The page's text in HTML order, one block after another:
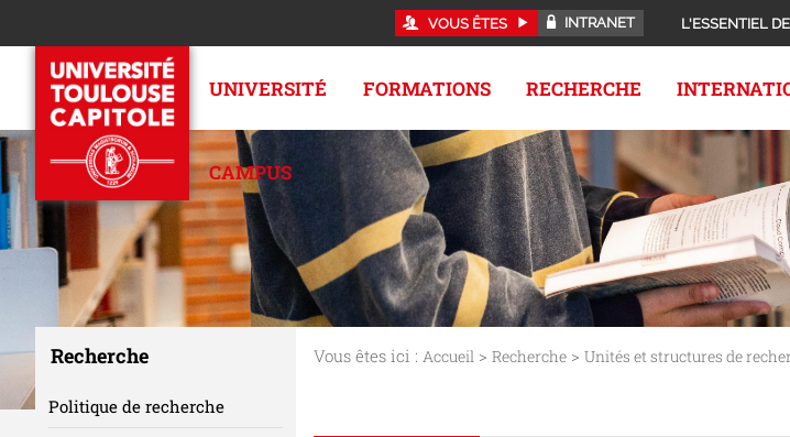
VOUS ÊTES INTRANET L'ESSENTIEL
UNIVERSITÉ FORMATIONS RECHERCHE
CAMPUS
Vous êtes ici : Accueil> Recherche> Unités et structures de
Recherche
Politique de recherche